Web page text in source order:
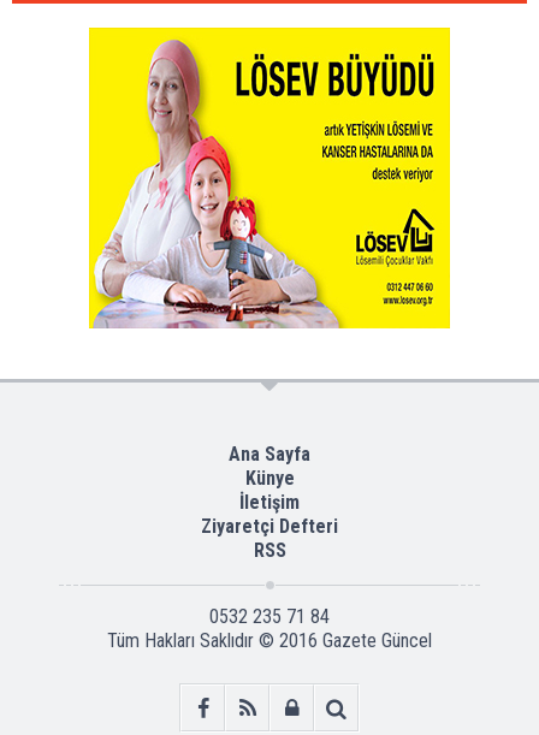
Ana Sayfa
Künye
İletişim
Ziyaretçi Defteri
RSS
0532 235 71 84
Tüm Hakları Saklıdır © 2016 Gazete Güncel